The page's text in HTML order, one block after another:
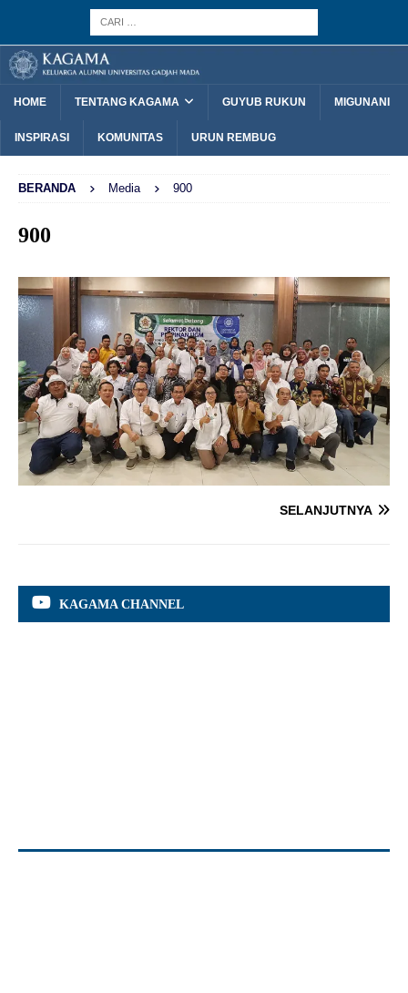
HOME TENTANG KAGAMA GUYUB RUKUN MIGUNANI
INSPIRASI KOMUNITAS URUN REMBUG
BERANDA Media 900
900
SELANJUTNYA
KAGAMA CHANNEL